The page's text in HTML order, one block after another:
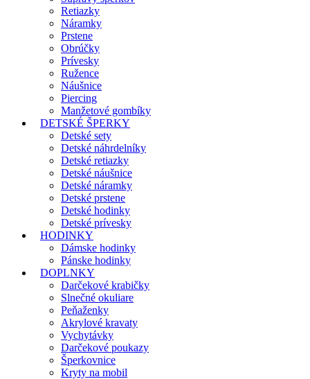
Retiazky
Náramky
Prstene
Obrúčky
Prívesky
Ružence
Náušnice
Piercing
Manžetové gombíky
DETSKÉ ŠPERKY
Detské sety
Detské náhrdelníky
Detské retiazky
Detské náušnice
Detské náramky
Detské prstene
Detské hodinky
Detské prívesky
HODINKY
Dámske hodinky
Pánske hodinky
DOPLNKY
Darčekové krabičky
Slnečné okuliare
Peňaženky
Akrylové kravaty
Vychytávky
Darčekové poukazy
Šperkovnice
Kryty na mobil